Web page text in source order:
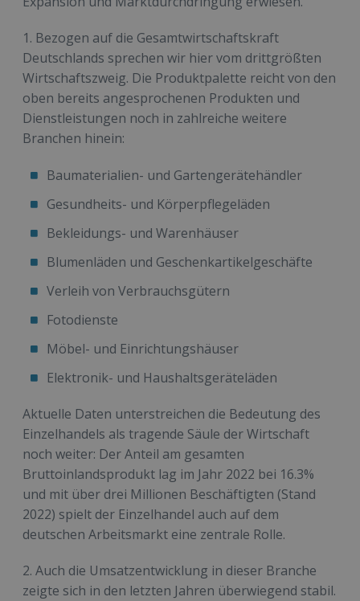
1. Bezogen auf die Gesamtwirtschaftskraft
Deutschlands sprechen wir hier vom drittgrößten
Wirtschaftszweig. Die Produktpalette reicht von den
oben bereits angesprochenen Produkten und
Dienstleistungen noch in zahlreiche weitere
Branchen hinein:
Baumaterialien- und Gartengerätehändler
Gesundheits- und Körperpflegeläden
Bekleidungs- und Warenhäuser
Blumenläden und Geschenkartikelgeschäfte
Verleih von Verbrauchsgütern
Fotodienste
Möbel- und Einrichtungshäuser
Elektronik- und Haushaltsgeräteläden
Aktuelle Daten unterstreichen die Bedeutung des
Einzelhandels als tragende Säule der Wirtschaft
noch weiter: Der Anteil am gesamten
Bruttoinlandsprodukt lag im Jahr 2022 bei 16.3%
und mit über drei Millionen Beschäftigten (Stand
2022) spielt der Einzelhandel auch auf dem
deutschen Arbeitsmarkt eine zentrale Rolle.
2. Auch die Umsatzentwicklung in dieser Branche
zeigte sich in den letzten Jahren überwiegend stabil.